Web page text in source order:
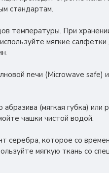
стандартам.
температуры. При
мягкие
печи (Microwave safe)
(мягкая губка) или
чашки чистой водой.
серебра, которое со
мягкую ткань со